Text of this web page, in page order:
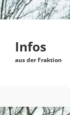
Infos
aus der Fraktion